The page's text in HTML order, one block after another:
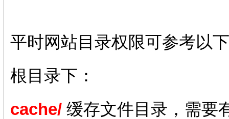
平时网站目录权限可参考以下
根目录下：
cache/缓存文件目录，需要